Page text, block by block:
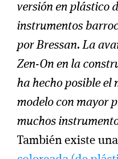
versión en plástico
instrumentos
por Bressan. La
Zen-On en la
ha hecho posible el
modelo con mayor
muchos
También existe